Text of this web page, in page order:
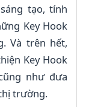
tạo, tính
Key Hook
Và trên hết,
Key Hook
như đưa
trường.